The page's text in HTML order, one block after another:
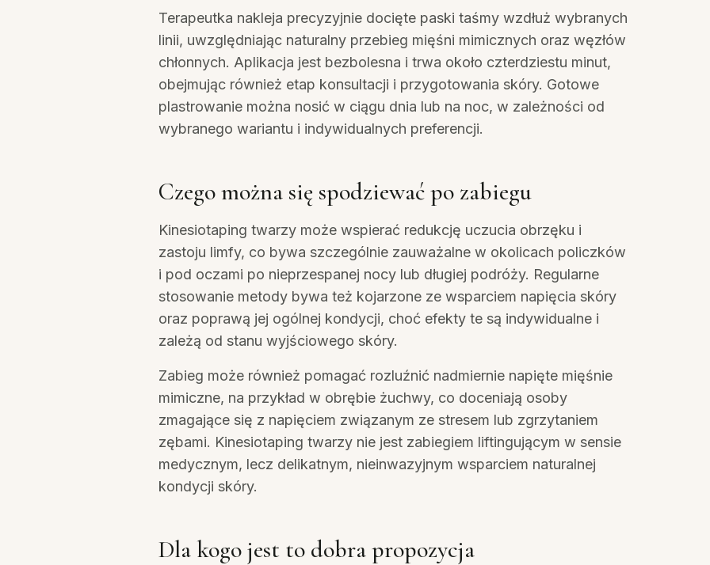
Terapeutka nakleja precyzyjnie docięte paski taśmy wzdłuż wybranych
linii, uwzględniając naturalny przebieg mięśni mimicznych oraz węzłów
chłonnych. Aplikacja jest bezbolesna i trwa około czterdziestu minut,
obejmując również etap konsultacji i przygotowania skóry. Gotowe
plastrowanie można nosić w ciągu dnia lub na noc, w zależności od
wybranego wariantu i indywidualnych preferencji.
Czego można się spodziewać po zabiegu
Kinesiotaping twarzy może wspierać redukcję uczucia obrzęku i
zastoju limfy, co bywa szczególnie zauważalne w okolicach policzków
i pod oczami po nieprzespanej nocy lub długiej podróży. Regularne
stosowanie metody bywa też kojarzone ze wsparciem napięcia skóry
oraz poprawą jej ogólnej kondycji, choć efekty te są indywidualne i
zależą od stanu wyjściowego skóry.
Zabieg może również pomagać rozluźnić nadmiernie napięte mięśnie
mimiczne, na przykład w obrębie żuchwy, co doceniają osoby
zmagające się z napięciem związanym ze stresem lub zgrzytaniem
zębami. Kinesiotaping twarzy nie jest zabiegiem liftingującym w sensie
medycznym, lecz delikatnym, nieinwazyjnym wsparciem naturalnej
kondycji skóry.
Dla kogo jest to dobra propozycja